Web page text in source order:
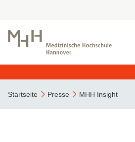
Startseite Presse MHH Insight